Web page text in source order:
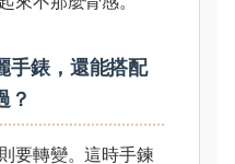
手錶，還能搭配
？
要轉變。這時手鍊